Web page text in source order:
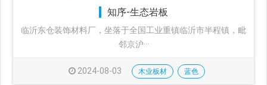
知序-生态岩板
临沂东仓装饰材料厂，坐落于全国工业重镇临沂市半程镇，毗
邻京沪···
2024-08-03 木业板材 蓝色